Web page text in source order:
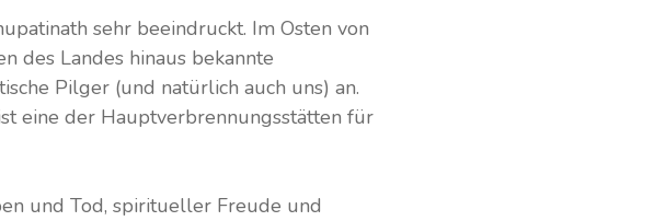
sehr beeindruckt. Im Osten von
des Landes hinaus bekannte
Pilger (und natürlich auch uns) an.
eine der Hauptverbrennungsstätten für
und Tod, spiritueller Freude und